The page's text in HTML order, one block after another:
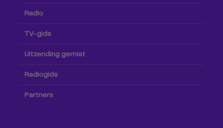
Radio
TV-gids
Uitzending gemist
Radiogids
Partners